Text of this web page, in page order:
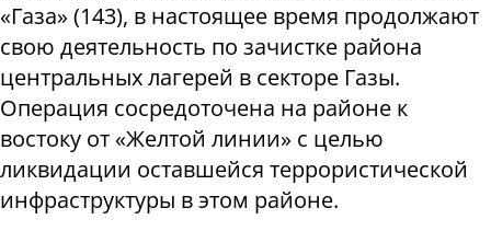
«Газа» (143), в настоящее время продолжают
свою деятельность по зачистке района
центральных лагерей в секторе Газы.
Операция сосредоточена на районе к
востоку от «Желтой линии» с целью
ликвидации оставшейся террористической
инфраструктуры в этом районе.